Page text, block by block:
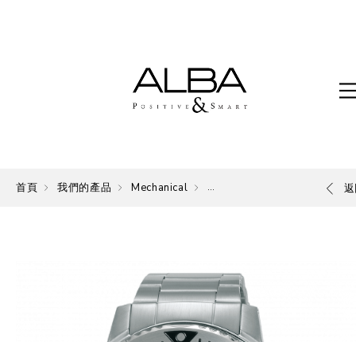
首頁 我們的產品 Mechanical Mechanical